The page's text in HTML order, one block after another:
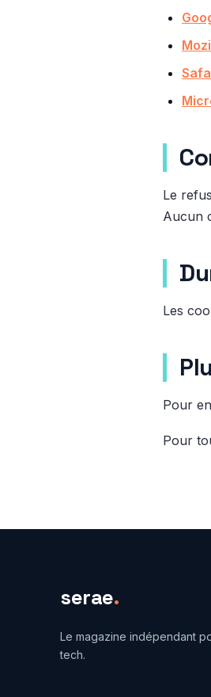
Le
Aucun
Les
Pour
Pour
serae.
Le magazine indépendant
tech.